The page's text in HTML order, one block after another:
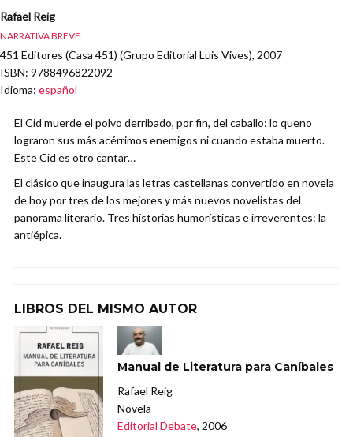
Rafael Reig
NARRATIVA BREVE
451 Editores (Casa 451) (Grupo Editorial Luis Vives), 2007
ISBN: 9788496822092
Idioma: español
El Cid muerde el polvo derribado, por fin, del caballo: lo queno
lograron sus más acérrimos enemigos ni cuando estaba muerto.
Este Cid es otro cantar…
El clásico que inaugura las letras castellanas convertido en novela
de hoy por tres de los mejores y más nuevos novelistas del
panorama literario. Tres historias humorísticas e irreverentes: la
antiépica.
LIBROS DEL MISMO AUTOR
Manual de Literatura para Caníbales
Rafael Reig
Novela
Editorial Debate, 2006